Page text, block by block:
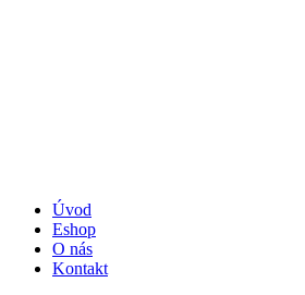
Úvod
Eshop
O nás
Kontakt